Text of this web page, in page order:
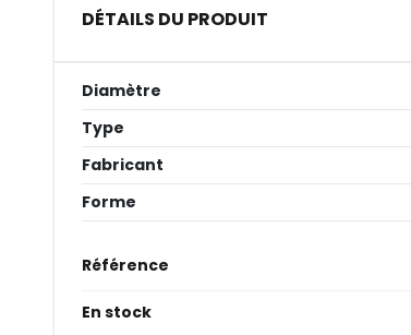
DÉTAILS DU PRODUIT
Diamètre
Type
Fabricant
Forme
Référence
En stock